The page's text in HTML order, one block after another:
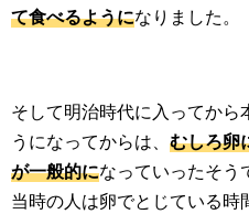
て食べるようになりました。
そして明治時代に入ってから
うになってからは、 むしろ卵
が一般的になっていったそう
当時の人は卵でとじている